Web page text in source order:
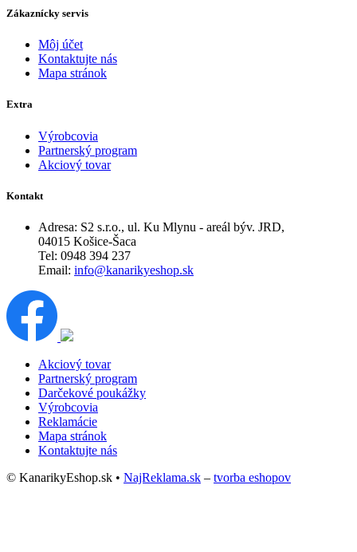
Zákaznícky servis
Môj účet
Kontaktujte nás
Mapa stránok
Extra
Výrobcovia
Partnerský program
Akciový tovar
Kontakt
Adresa: S2 s.r.o., ul. Ku Mlynu - areál býv. JRD,
04015 Košice-Šaca
Tel: 0948 394 237
Email: info@kanarikyeshop.sk
Akciový tovar
Partnerský program
Darčekové poukážky
Výrobcovia
Reklamácie
Mapa stránok
Kontaktujte nás
© KanarikyEshop.sk • NajReklama.sk – tvorba eshopov